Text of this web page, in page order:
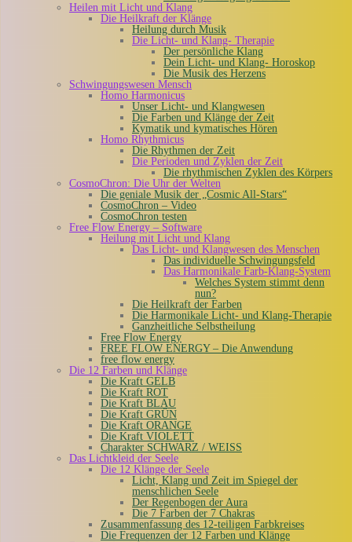
Heilen mit Licht und Klang
Die Heilkraft der Klänge
Heilung durch Musik
Die Licht- und Klang- Therapie
Der persönliche Klang
Dein Licht- und Klang- Horoskop
Die Musik des Herzens
Schwingungswesen Mensch
Homo Harmonicus
Unser Licht- und Klangwesen
Die Farben und Klänge der Zeit
Kymatik und kymatisches Hören
Homo Rhythmicus
Die Rhythmen der Zeit
Die Perioden und Zyklen der Zeit
Die rhythmischen Zyklen des Körpers
CosmoChron: Die Uhr der Welten
Die geniale Musik der „Cosmic All-Stars“
CosmoChron – Video
CosmoChron testen
Free Flow Energy – Software
Heilung mit Licht und Klang
Das Licht- und Klangwesen des Menschen
Das individuelle Schwingungsfeld
Das Harmonikale Farb-Klang-System
Welches System stimmt denn
nun?
Die Heilkraft der Farben
Die Harmonikale Licht- und Klang-Therapie
Ganzheitliche Selbstheilung
Free Flow Energy
FREE FLOW ENERGY – Die Anwendung
free flow energy
Die 12 Farben und Klänge
Die Kraft GELB
Die Kraft ROT
Die Kraft BLAU
Die Kraft GRÜN
Die Kraft ORANGE
Die Kraft VIOLETT
Charakter SCHWARZ / WEISS
Das Lichtkleid der Seele
Die 12 Klänge der Seele
Licht, Klang und Zeit im Spiegel der
menschlichen Seele
Der Regenbogen der Aura
Die 7 Farben der 7 Chakras
Zusammenfassung des 12-teiligen Farbkreises
Die Frequenzen der 12 Farben und Klänge